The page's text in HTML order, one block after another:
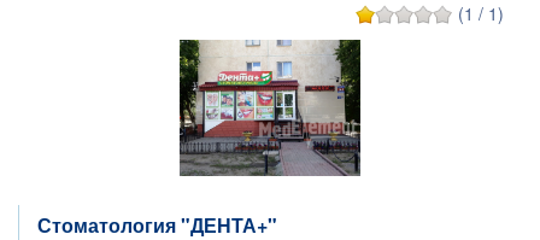
(1 / 1)
Стоматология "ДЕНТА+"